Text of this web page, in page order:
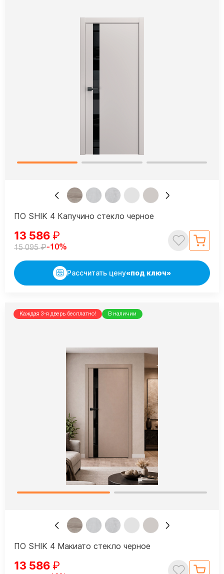
ПО SHIK 4 Капучино стекло черное
13 586 ₽
15 095₽-10%
Рассчитать цену«под ключ»
Каждая 3-я дверь бесплатно! В наличии
ПО SHIK 4 Макиато стекло черное
13 586 ₽